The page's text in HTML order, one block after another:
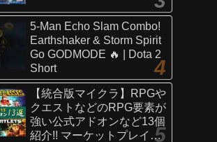
5-Man Echo Slam Combo!
Earthshaker & Storm Spirit
Go GODMODE 🔥 | Dota 2
Short
【統合版マイクラ】RPGや
クエストなどのRPG要素が
強い公式アドオンなど13個
紹介!! マーケットプレイス